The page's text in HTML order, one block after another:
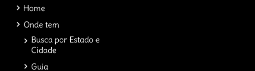
Home
Onde tem
Busca por Estado e
Cidade
Guia